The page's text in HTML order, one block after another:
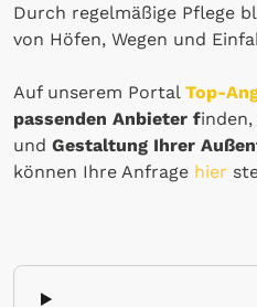
Durch regelmäßige Pflege
von Höfen, Wegen und
Auf unserem Portal Top-
passenden Anbieter f
und Gestaltung Ihrer
können Ihre Anfrage hier